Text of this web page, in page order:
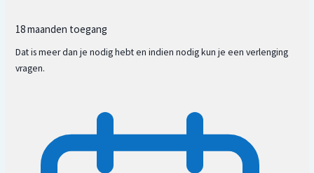
18 maanden toegang
Dat is meer dan je nodig hebt en indien nodig kun je een verlenging
vragen.